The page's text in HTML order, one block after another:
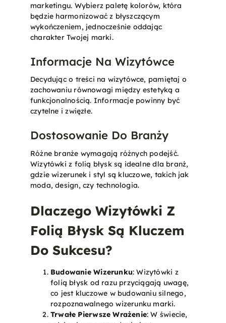
marketingu. Wybierz paletę kolorów, która
będzie harmonizować z błyszczącym
wykończeniem, jednocześnie oddając
charakter Twojej marki.
Informacje Na Wizytówce
Decydując o treści na wizytówce, pamiętaj o
zachowaniu równowagi między estetyką a
funkcjonalnością. Informacje powinny być
czytelne i zwięzłe.
Dostosowanie Do Branży
Różne branże wymagają różnych podejść.
Wizytówki z folią błysk są idealne dla branż,
gdzie wizerunek i styl są kluczowe, takich jak
moda, design, czy technologia.
Dlaczego Wizytówki Z
Folią Błysk Są Kluczem
Do Sukcesu?
Budowanie Wizerunku: Wizytówki z
folią błysk od razu przyciągają uwagę,
co jest kluczowe w budowaniu silnego,
rozpoznawalnego wizerunku marki.
Trwałe Pierwsze Wrażenie: W świecie,